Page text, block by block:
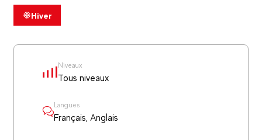
Hiver
Niveaux
Tous niveaux
Langues
Français, Anglais